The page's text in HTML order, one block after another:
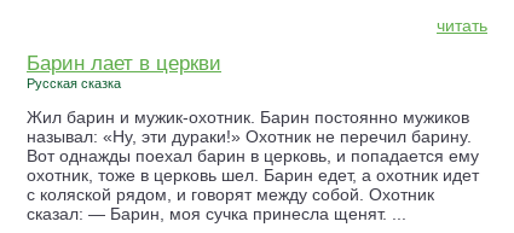
читать
Барин лает в церкви
Русская сказка
Жил барин и мужик-охотник. Барин постоянно мужиков
называл: «Ну, эти дураки!» Охотник не перечил барину.
Вот однажды поехал барин в церковь, и попадается ему
охотник, тоже в церковь шел. Барин едет, а охотник идет
с коляской рядом, и говорят между собой. Охотник
сказал: — Барин, моя сучка принесла щенят. ...